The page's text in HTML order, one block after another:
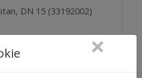
DN 15 (33192002)